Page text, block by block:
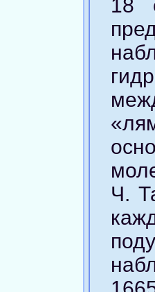
18
Ч.